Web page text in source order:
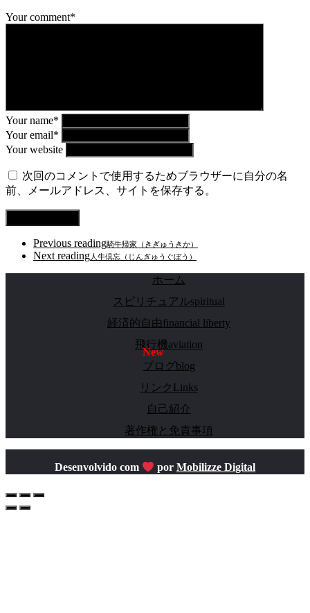
Your comment*
Your name*
Your email*
Your website
次回のコメントで使用するためブラウザーに自分の名
前、メールアドレス、サイトを保存する。
Previous reading騎牛帰家（きぎゅうきか）
Next reading 人牛倶忘（じんぎゅうぐぼう）
ホーム
スピリチュアルspiritual
経済的自由financial liberty
飛行機aviation
ブログblog
リンクLinks
自己紹介
著作権と免責事項
Desenvolvido com porMobilizze Digital